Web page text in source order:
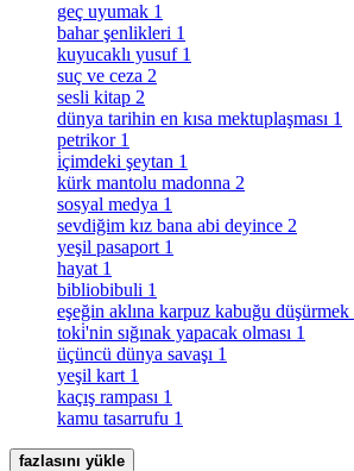
geç uyumak 1
bahar şenlikleri 1
kuyucaklı yusuf 1
suç ve ceza 2
sesli kitap 2
dünya tarihin en kısa mektuplaşması 1
petrikor 1
i̇çimdeki şeytan 1
kürk mantolu madonna 2
sosyal medya 1
sevdiğim kız bana abi deyince 2
yeşil pasaport 1
hayat 1
bibliobibuli 1
eşeğin aklına karpuz kabuğu düşürmek
toki̇'nin sığınak yapacak olması 1
üçüncü dünya savaşı 1
yeşil kart 1
kaçış rampası 1
kamu tasarrufu 1
fazlasını yükle